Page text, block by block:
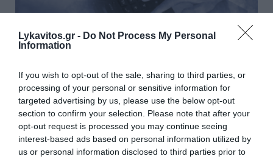
Lykavitos.gr - Do Not Process My Personal
Information
If you wish to opt-out of the sale, sharing to third parties, or
processing of your personal or sensitive information for
targeted advertising by us, please use the below opt-out
section to confirm your selection. Please note that after your
opt-out request is processed you may continue seeing
interest-based ads based on personal information utilized by
us or personal information disclosed to third parties prior to